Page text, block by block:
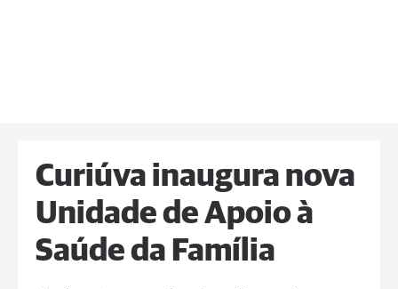
Curiúva inaugura nova
Unidade de Apoio à
Saúde da Família